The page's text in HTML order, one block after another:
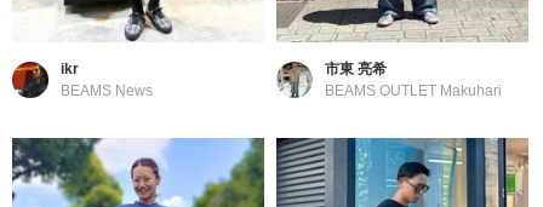
ikr
BEAMS News
市東 亮希
BEAMS OUTLET Makuhari